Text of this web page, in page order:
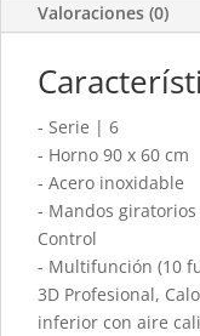
Valoraciones (0)
- Serie | 6
- Horno 90 x 60 cm
- Acero inoxidable
- Mandos
Control
- Multifunción (10
3D Profesional,
inferior con aire